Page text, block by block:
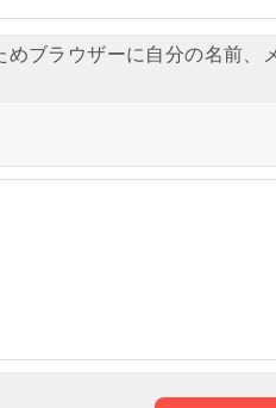
ブラウザーに自分の名前、